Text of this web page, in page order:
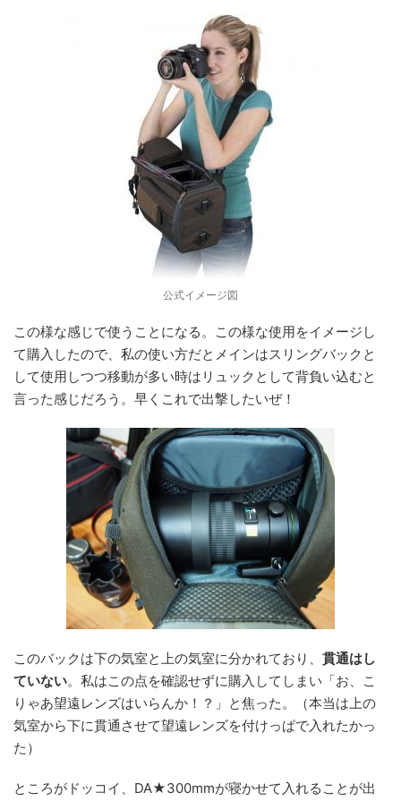
公式イメージ図
この様な感じで使うことになる。この様な使用をイメージし
て購入したので、私の使い方だとメインはスリングバックと
して使用しつつ移動が多い時はリュックとして背負い込むと
言った感じだろう。早くこれで出撃したいぜ！
このバックは下の気室と上の気室に分かれており、 貫通はし
ていない。私はこの点を確認せずに購入してしまい「お、こ
りゃあ望遠レンズはいらんか！？」と焦った。（本当は上の
気室から下に貫通させて望遠レンズを付けっぱで入れたかっ
た）
ところがドッコイ、DA★300mmが寝かせて入れることが出